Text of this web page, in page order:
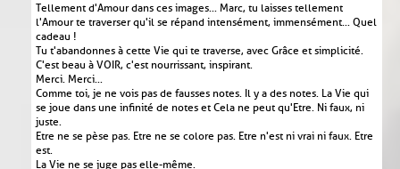
Tellement d'Amour dans ces images... Marc, tu laisses tellement
l'Amour te traverser qu'il se répand intensément, immensément... Quel
cadeau !
Tu t'abandonnes à cette Vie qui te traverse, avec Grâce et simplicité.
C'est beau à VOIR, c'est nourrissant, inspirant.
Merci. Merci...
Comme toi, je ne vois pas de fausses notes. Il y a des notes. La Vie qui
se joue dans une infinité de notes et Cela ne peut qu'Etre. Ni faux, ni
juste.
Etre ne se pèse pas. Etre ne se colore pas. Etre n'est ni vrai ni faux. Etre
est.
La Vie ne se juge pas elle-même.